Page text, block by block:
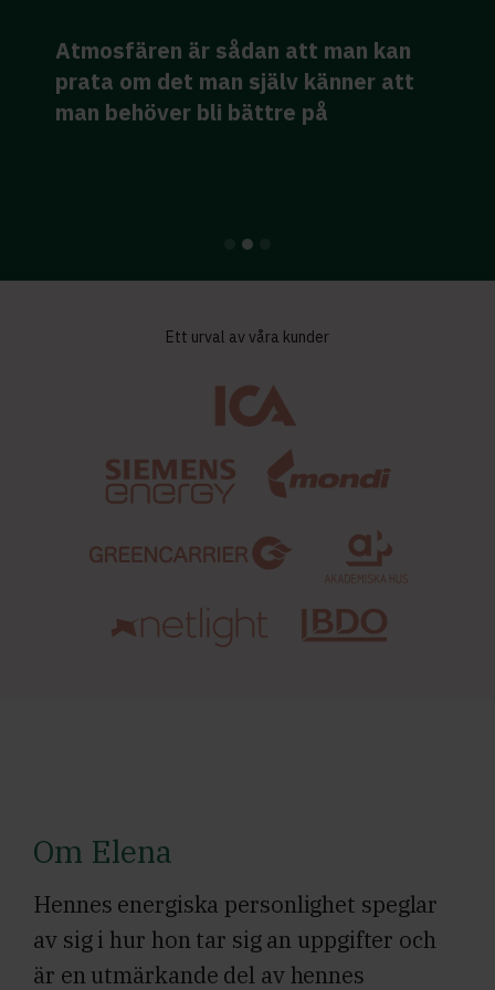
Atmosfären är sådan att man kan
prata om det man själv känner att
man behöver bli bättre på
Ett urval av våra kunder
Om Elena
Hennes energiska personlighet speglar
av sig i hur hon tar sig an uppgifter och
är en utmärkande del av hennes